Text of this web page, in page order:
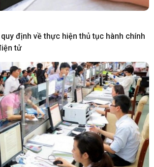
định về thực hiện thủ tục hành chính
tử